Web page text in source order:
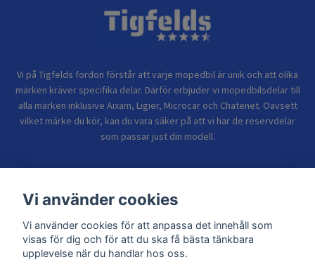
Vi på Tigfelds fordon förstår att varje mopedbil är unik och att olika
märken kräver specifika delar. Därför erbjuder vi mopedbilsdelar till
alla märken inklusive Aixam, Ligier, Microcar och Chatenet. Oavsett
vilket märke du kör, kan du vara säker på att vi har de reservdelar
som passar just din modell.
Sidor
Vi använder cookies
Vi använder cookies för att anpassa det innehåll som
visas för dig och för att du ska få bästa tänkbara
upplevelse när du handlar hos oss.